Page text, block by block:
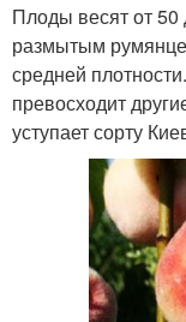
Плоды весят от 50
размытым
средней
превосходит
уступает сорту